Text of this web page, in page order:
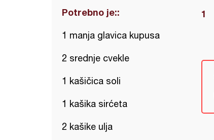
Potrebno je::
1 manja glavica kupusa
2 srednje cvekle
1 kašičica soli
1 kašika sirćeta
2 kašike ulja